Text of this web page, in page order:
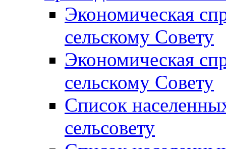
Экономическая
сельскому Совету
Экономическая
сельскому Совету
Список
сельсовету